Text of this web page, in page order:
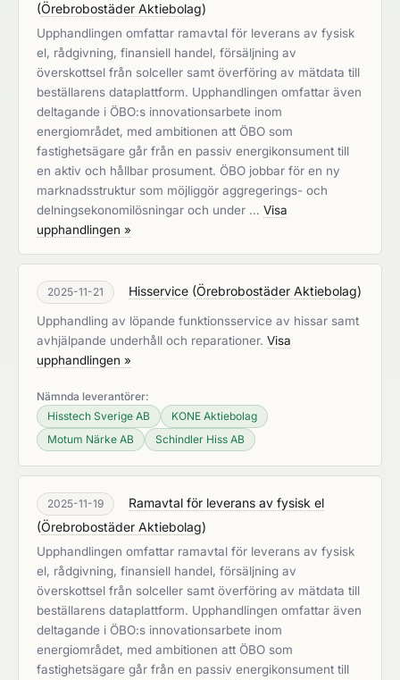
(Örebrobostäder Aktiebolag)
Upphandlingen omfattar ramavtal för leverans av fysisk
el, rådgivning, finansiell handel, försäljning av
överskottsel från solceller samt överföring av mätdata till
beställarens dataplattform. Upphandlingen omfattar även
deltagande i ÖBO:s innovationsarbete inom
energiområdet, med ambitionen att ÖBO som
fastighetsägare går från en passiv energikonsument till
en aktiv och hållbar prosument. ÖBO jobbar för en ny
marknadsstruktur som möjliggör aggregerings- och
delningsekonomilösningar och under … Visa
upphandlingen »
2025-11-21 Hisservice (Örebrobostäder Aktiebolag)
Upphandling av löpande funktionsservice av hissar samt
avhjälpande underhåll och reparationer. Visa
upphandlingen »
Nämnda leverantörer:
Hisstech Sverige AB
KONE Aktiebolag
Motum Närke AB
Schindler Hiss AB
2025-11-19
Ramavtal för leverans av fysisk el
(Örebrobostäder Aktiebolag)
Upphandlingen omfattar ramavtal för leverans av fysisk
el, rådgivning, finansiell handel, försäljning av
överskottsel från solceller samt överföring av mätdata till
beställarens dataplattform. Upphandlingen omfattar även
deltagande i ÖBO:s innovationsarbete inom
energiområdet, med ambitionen att ÖBO som
fastighetsägare går från en passiv energikonsument till